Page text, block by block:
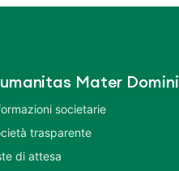
Mater Domini
societarie
trasparente
di attesa